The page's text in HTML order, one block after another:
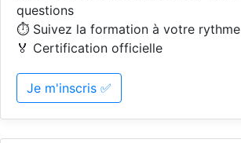
questions
⏱️ Suivez la formation à votre rythme
🏅 Certification officielle
Je m'inscris ✅